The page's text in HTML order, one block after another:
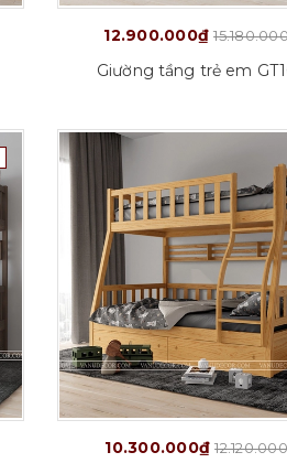
12.900.000₫
Giường tầng trẻ em
10.300.000₫